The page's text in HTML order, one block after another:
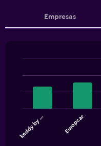
Empresas
chart
chart
has
graphic.
keddy by … Europcar
End
of